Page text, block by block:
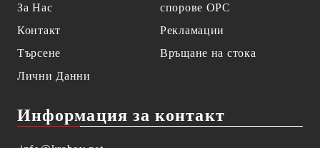
За Нас
Контакт
Търсене
Лични Данни
спорове OPC
Рекламации
Връщане на стока
Информация за контакт